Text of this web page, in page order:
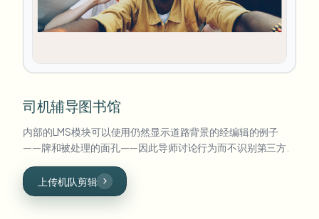
司机辅导图书馆
内部的LMS模块可以使用仍然显示道路背景的经编辑的例子
——牌和被处理的面孔——因此导师讨论行为而不识别第三方.
上传机队剪辑